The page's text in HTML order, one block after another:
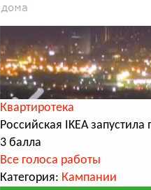
Квартиротека
Российская IKEA
3 балла
Все голоса работы
Категория: Кампании